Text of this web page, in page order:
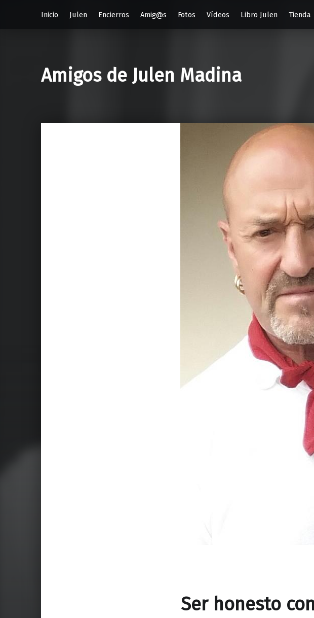
Inicio
Julen Encierros Amig@s Fotos Vídeos Libro Julen Tienda
Amigos de Julen Madina
Ser honesto